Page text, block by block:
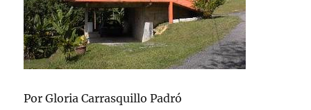
Por Gloria Carrasquillo Padró